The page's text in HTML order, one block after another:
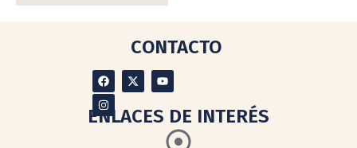
CONTACTO
ENLACES DE INTERÉS